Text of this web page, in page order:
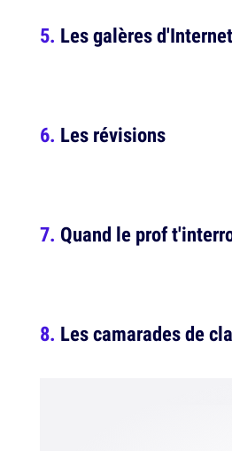
Les galères d'Internet
Les révisions
Quand le prof
Les camarades de